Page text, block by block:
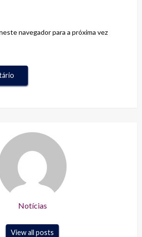
navegador para a próxima vez
Notícias
View all posts